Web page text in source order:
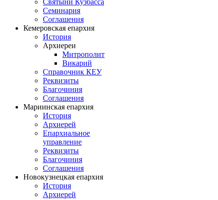
Святыни Кузбасса
Семинария
Соглашения
Кемеровская епархия
История
Архиереи
Митрополит
Викарий
Справочник КЕУ
Реквизиты
Благочиния
Соглашения
Мариинская епархия
История
Архиерей
Епархиальное
управление
Реквизиты
Благочиния
Соглашения
Новокузнецкая епархия
История
Архиерей